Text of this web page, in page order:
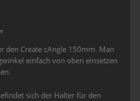
den Create cAngle 150mm. Man
einfach von oben einsetzen
sich der Halter für den